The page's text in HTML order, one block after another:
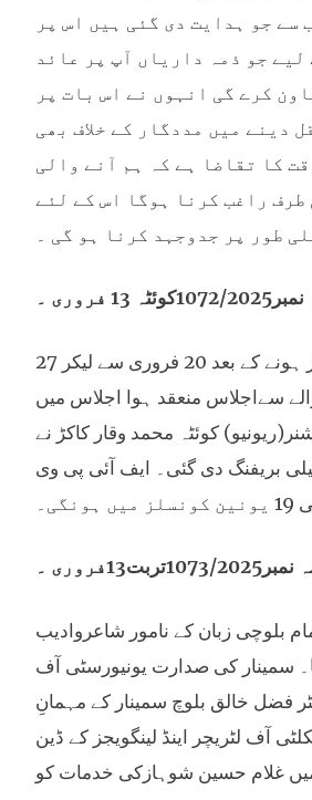
جو ہدایت دی گئی ہیں اس پر
جو ذمہ داریاں آپ پر عائد
کرے گی انہوں نے اس بات پر
دینے میں مددگار کے خلاف بھی
کا تقاضا ہے کہ ہم آنے والی
راغب کرنا ہوگا اس کے لئے
13 فروری ۔
ڈپٹی کمشنر کوئٹہ لیفٹیننٹ(ر)سعد بن اسد کی زیر صدارت حالیہ پولیو کمپئین کامیابی سے ہمکنار ہونے کے بعد 20 فروری سے لیکر 27
سےاجلاس منعقد ہوا اجلاس میں
کوئٹہ محمد وقار کاکڑ نے
بریفنگ دی گئی۔ ایف آئی پی وی
۔
بلوچی زبان کے نامور شاعروادیب
سمینار کی صدارت یونیورسٹی آف
فضل خالق بلوچ سمینار کے مہمانِ
آف لٹریچر اینڈ لینگویجز کے ڈین
میں غلام حسین شوہازکی خدمات کو